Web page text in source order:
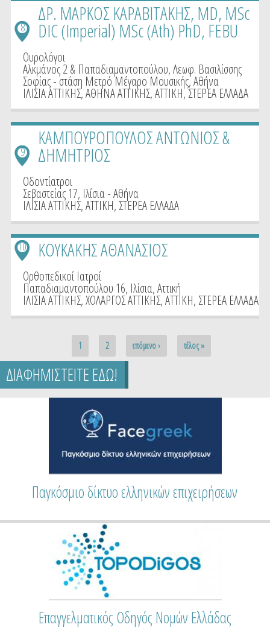
ΔΡ. ΜΑΡΚΟΣ ΚΑΡΑΒΙΤΑΚΗΣ, MD, MSc
DIC (Imperial) MSc (Ath) PhD, FEBU
8
Ουρολόγοι
Αλκμάνος 2 & Παπαδιαμαντοπούλου, Λεωφ. Βασιλίσσης
Σοφίας - στάση Μετρό Μέγαρο Μουσικής, Αθήνα
ΙΛΙΣΙΑ ΑΤΤΙΚΗΣ,ΑΘΗΝΑ ΑΤΤΙΚΗΣ,ΑΤΤΙΚΗ,ΣΤΕΡΕΑ ΕΛΛΑΔΑ
ΚΑΜΠΟΥΡΟΠΟΥΛΟΣ ΑΝΤΩΝΙΟΣ &
ΔΗΜΗΤΡΙΟΣ
9
Οδοντίατροι
Σεβαστείας 17, Ιλίσια - Αθήνα
ΙΛΙΣΙΑ ΑΤΤΙΚΗΣ,ΑΤΤΙΚΗ, ΣΤΕΡΕΑ ΕΛΛΑΔΑ
ΚΟΥΚΑΚΗΣ ΑΘΑΝΑΣΙΟΣ
10
Ορθοπεδικοί Ιατροί
Παπαδιαμαντοπούλου 16, Ιλίσια, Αττική
ΙΛΙΣΙΑ ΑΤΤΙΚΗΣ,ΧΟΛΑΡΓΟΣ ΑΤΤΙΚΗΣ,ΑΤΤΙΚΗ, ΣΤΕΡΕΑ ΕΛΛΑΔΑ
1 2 επόμενο › τέλος »
ΔΙΑΦΗΜΙΣΤΕΙΤΕ ΕΔΩ!
Παγκόσμιο δίκτυο ελληνικών επιχειρήσεων
Επαγγελματικός Οδηγός Νομών Ελλάδας
Επαγγελματικός Οδηγός Ειδικοτήτων Ελλάδας
Τουριστικός Οδηγός Νομών & Νησιών της Ελλάδας